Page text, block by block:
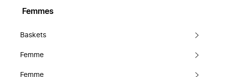
Femmes
Baskets
Femme
Femme